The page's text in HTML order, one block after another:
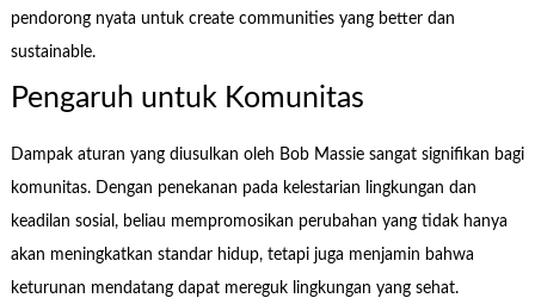
pendorong nyata untuk create communities yang better dan
sustainable.
Pengaruh untuk Komunitas
Dampak aturan yang diusulkan oleh Bob Massie sangat signifikan bagi
komunitas. Dengan penekanan pada kelestarian lingkungan dan
keadilan sosial, beliau mempromosikan perubahan yang tidak hanya
akan meningkatkan standar hidup, tetapi juga menjamin bahwa
keturunan mendatang dapat mereguk lingkungan yang sehat.